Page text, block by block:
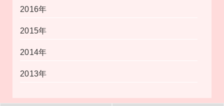
2016年
2015年
2014年
2013年